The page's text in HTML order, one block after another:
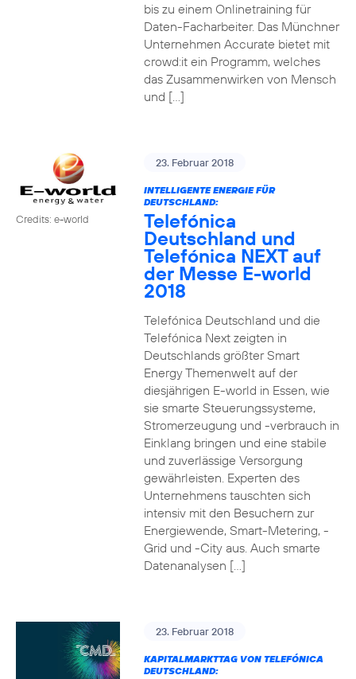
bis zu einem Onlinetraining für
Daten-Facharbeiter. Das Münchner
Unternehmen Accurate bietet mit
crowd:it ein Programm, welches
das Zusammenwirken von Mensch
und […]
Credits: e-world
23. Februar 2018
INTELLIGENTE ENERGIE FÜR
DEUTSCHLAND:
Telefónica
Deutschland und
Telefónica NEXT auf
der Messe E-world
2018
Telefónica Deutschland und die
Telefónica Next zeigten in
Deutschlands größter Smart
Energy Themenwelt auf der
diesjährigen E-world in Essen, wie
sie smarte Steuerungssysteme,
Stromerzeugung und -verbrauch in
Einklang bringen und eine stabile
und zuverlässige Versorgung
gewährleisten. Experten des
Unternehmens tauschten sich
intensiv mit den Besuchern zur
Energiewende, Smart-Metering, -
Grid und -City aus. Auch smarte
Datenanalysen […]
23. Februar 2018
KAPITALMARKTTAG VON TELEFÓNICA
DEUTSCHLAND: